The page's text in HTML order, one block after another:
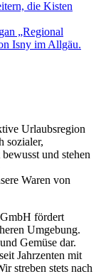
Urlaubsregion
sozialer,
und stehen
Waren von
fördert
Umgebung.
Gemüse dar.
Jahrzenten mit
streben stets nach